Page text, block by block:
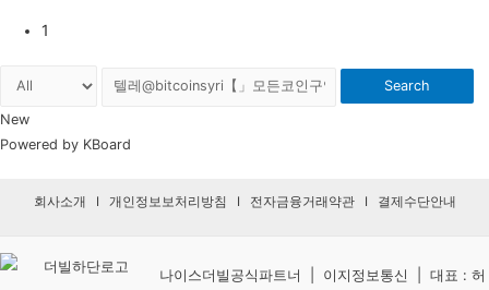
1
Search
New
Powered by KBoard
회사소개 I 개인정보보처리방침 I 전자금융거래약관I 결제수단안내
나이스더빌공식파트너 | 이지정보통신 | 대표 : 허